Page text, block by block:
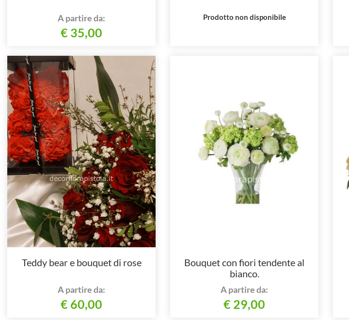
A partire da:
€ 35,00
Prodotto non disponibile
Teddy bear e bouquet di rose
A partire da:
€ 60,00
Bouquet con fiori tendente al
bianco.
A partire da:
€ 29,00